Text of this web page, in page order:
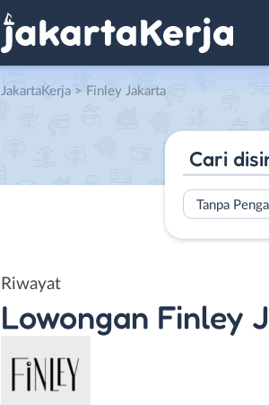
JakartaKerja > Finley Jakarta
Tanpa
Riwayat
Lowongan Finley